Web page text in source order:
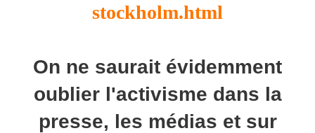
stockholm.html
On ne saurait évidemment
oublier l'activisme dans la
presse, les médias et sur